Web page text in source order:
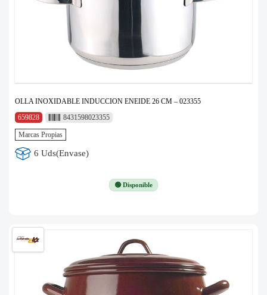
OLLA INOXIDABLE INDUCCION ENEIDE 26 CM – 023355
659828
8431598023355
Marcas Propias
6 Uds(Envase)
🟢 Disponible